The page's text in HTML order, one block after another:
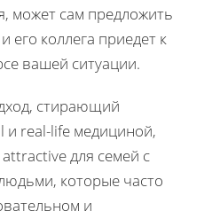
может сам предложить
его коллега приедет к
вашей ситуации.
стирающий
и real-life медициной,
для семей с
которые часто
и